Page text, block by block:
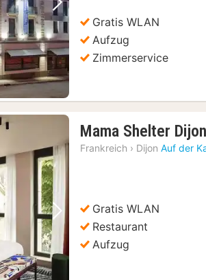
Nächstes Bild
Gratis WLAN
Aufzug
Zimmerservice
Nächstes Bild
Mama Shelter Dijon
Frankreich › Dijon Auf der
Gratis WLAN
Restaurant
Aufzug